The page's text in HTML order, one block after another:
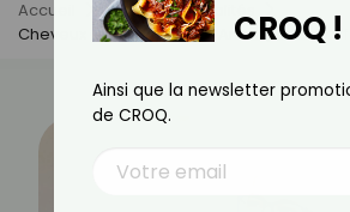
Accueil Actus
Actualités
Cheveux Courts Après 50 Ans : Quelle
CROQ !
Ainsi que la newsletter
de CROQ.